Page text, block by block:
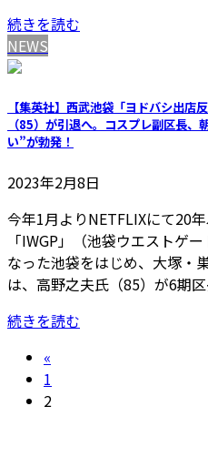
続きを読む
NEWS
【集英社】西武池袋「ヨドバシ出
（85）が引退へ。コスプレ副区長
い”が勃発！
2023年2月8日
今年1月よりNETFLIXにて20
「IWGP」（池袋ウエストゲ
なった池袋をはじめ、大塚・
は、高野之夫氏（85）が6期
続きを読む
投
稿
«
固
定
1
固
2